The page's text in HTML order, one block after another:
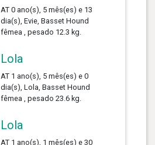
AT 0 ano(s), 5 mês(es) e 13
dia(s), Evie, Basset Hound
fêmea , pesado 12.3 kg.
Lola
AT 1 ano(s), 5 mês(es) e 0
dia(s), Lola, Basset Hound
fêmea , pesado 23.6 kg.
Lola
AT 1 ano(s), 1 mês(es) e 30